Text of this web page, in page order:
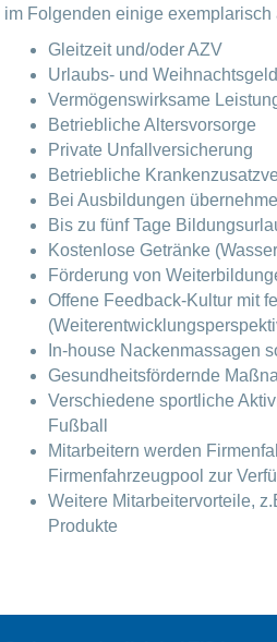
im Folgenden einige exemplarisch
Gleitzeit und/oder AZV
Urlaubs- und Weihnachtsgeld
Vermögenswirksame
Betriebliche Altersvorsorge
Private Unfallversicherung
Betriebliche
Bei Ausbildungen
Bis zu fünf Tage
Kostenlose Getränke
Förderung von
Offene Feedback-Kultur mit
In-house Nackenmassagen
Gesundheitsfördernde
Verschiedene sportliche
Fußball
Mitarbeitern werden
Firmenfahrzeugpool zur
Weitere Mitarbeitervorteile,
Produkte